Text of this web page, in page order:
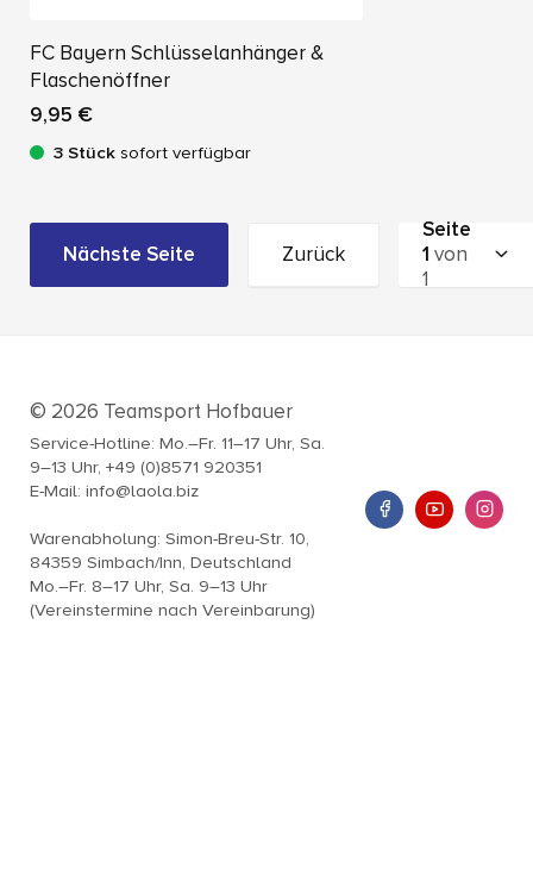
FC Bayern Schlüsselanhänger &
Flaschenöffner
9,95 €
3 Stück sofort verfügbar
Nächste Seite Zurück
Seite
1 von
1
© 2026 Teamsport Hofbauer
Service-Hotline: Mo.–Fr. 11–17 Uhr, Sa.
9–13 Uhr, +49 (0)8571 920351
E-Mail: info@laola.biz
Warenabholung: Simon-Breu-Str. 10,
84359 Simbach/Inn, Deutschland
Mo.–Fr. 8–17 Uhr, Sa. 9–13 Uhr
(Vereinstermine nach Vereinbarung)